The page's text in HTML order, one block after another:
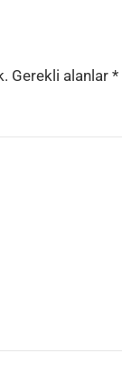
Gerekli alanlar*